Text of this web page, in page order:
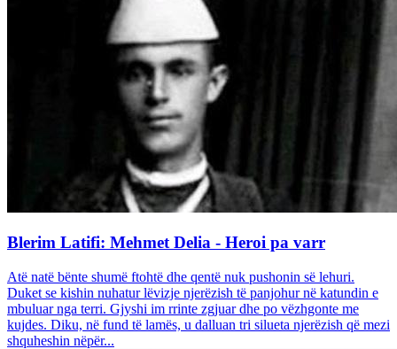
Blerim Latifi: Mehmet Delia - Heroi pa varr
Atë natë bënte shumë ftohtë dhe qentë nuk pushonin së lehuri.
Duket se kishin nuhatur lëvizje njerëzish të panjohur në katundin e
mbuluar nga terri. Gjyshi im rrinte zgjuar dhe po vëzhgonte me
kujdes. Diku, në fund të lamës, u dalluan tri silueta njerëzish që mezi
shquheshin nëpër...